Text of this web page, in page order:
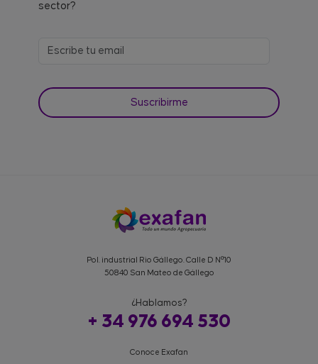
sector?
Pol. industrial Rio Gállego. Calle D Nº10
50840 San Mateo de Gállego
¿Hablamos?
+ 34 976 694 530
Conoce Exafan